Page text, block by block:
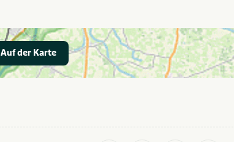
Restaurants
Shoppen
Musea en kastelen
Auf der Karte